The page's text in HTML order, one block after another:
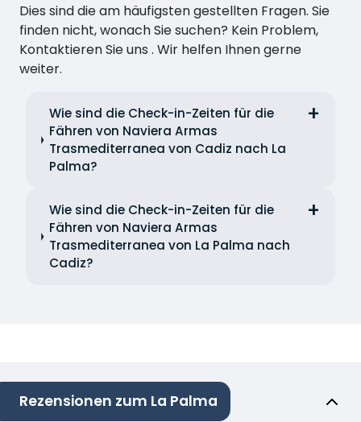
Dies sind die am häufigsten gestellten Fragen. Sie
finden nicht, wonach Sie suchen? Kein Problem,
Kontaktieren Sie uns . Wir helfen Ihnen gerne
weiter.
Wie sind die Check-in-Zeiten für die
Fähren von Naviera Armas
Trasmediterranea von Cadiz nach La
Palma?
Wie sind die Check-in-Zeiten für die
Fähren von Naviera Armas
Trasmediterranea von La Palma nach
Cadiz?
Rezensionen zum La Palma